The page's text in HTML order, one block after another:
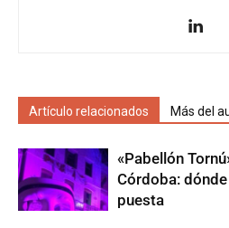
Artículo relacionados Más del
«Pabellón
Córdoba:
puesta